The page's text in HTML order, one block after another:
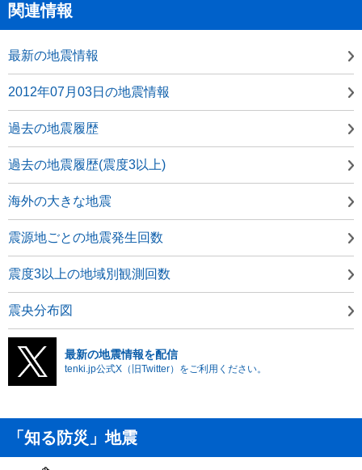
関連情報
最新の地震情報
2012年07月03日の地震情報
過去の地震履歴
過去の地震履歴(震度3以上)
海外の大きな地震
震源地ごとの地震発生回数
震度3以上の地域別観測回数
震央分布図
最新の地震情報を配信
tenki.jp公式X（旧Twitter）をご利用ください。
「知る防災」地震